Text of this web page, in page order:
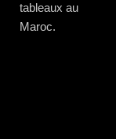
tableaux au
Maroc.